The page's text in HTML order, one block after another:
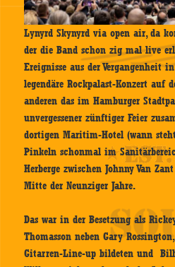
Lynyrd Skynyrd via open air, da
der die Band schon zig mal live
Ereignisse aus der Vergangenheit
legendäre Rockpalast-Konzert auf
anderen das im Hamburger
unvergessener zünftiger Feier
dortigen Maritim-Hotel (wann
Pinkeln schonmal im
Herberge zwischen Johnny Van
Mitte der Neunziger Jahre.
Das war in der Besetzung als
Thomasson neben Gary
Gitarren-Line-up bildeten und